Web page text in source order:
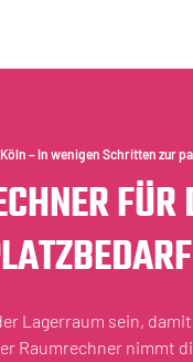
– In wenigen Schritten zur
FÜR
Lagerraum sein,
Raumrechner nimmt